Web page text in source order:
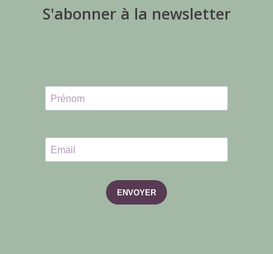
S'abonner à la newsletter
ENVOYER